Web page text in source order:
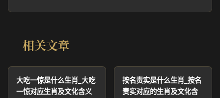
相关文章
大吃一惊是什么生肖_大吃
一惊对应生肖及文化含义
按名责实是什么生肖_按名
责实对应的生肖及文化含